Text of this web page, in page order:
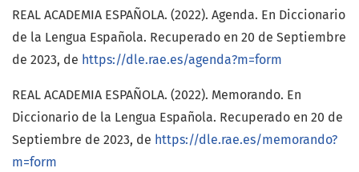
REAL ACADEMIA ESPAÑOLA. (2022). Agenda. En Diccionario
de la Lengua Española. Recuperado en 20 de Septiembre
de 2023, de https://dle.rae.es/agenda?m=form
REAL ACADEMIA ESPAÑOLA. (2022). Memorando. En
Diccionario de la Lengua Española. Recuperado en 20 de
Septiembre de 2023, de https://dle.rae.es/memorando?
m=form